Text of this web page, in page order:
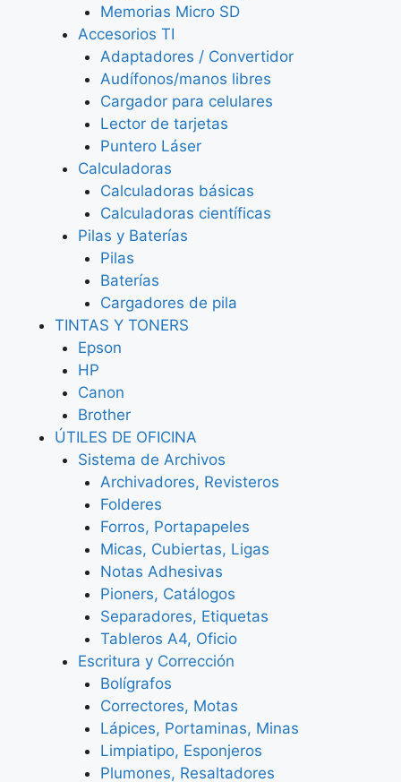
Memorias Micro SD
Accesorios TI
Adaptadores / Convertidor
Audífonos/manos libres
Cargador para celulares
Lector de tarjetas
Puntero Láser
Calculadoras
Calculadoras básicas
Calculadoras científicas
Pilas y Baterías
Pilas
Baterías
Cargadores de pila
TINTAS Y TONERS
Epson
HP
Canon
Brother
ÚTILES DE OFICINA
Sistema de Archivos
Archivadores, Revisteros
Folderes
Forros, Portapapeles
Micas, Cubiertas, Ligas
Notas Adhesivas
Pioners, Catálogos
Separadores, Etiquetas
Tableros A4, Oficio
Escritura y Corrección
Bolígrafos
Correctores, Motas
Lápices, Portaminas, Minas
Limpiatipo, Esponjeros
Plumones, Resaltadores